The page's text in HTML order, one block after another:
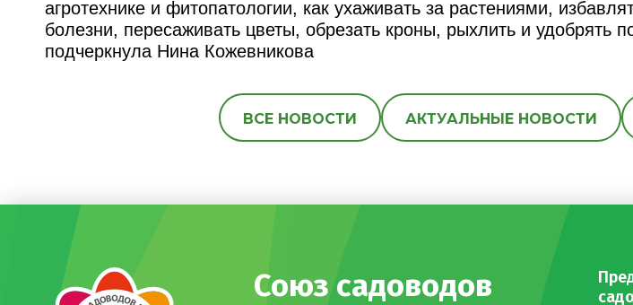
агротехнике и фитопатологии, как ухаживать за растениями,
болезни, пересаживать цветы, обрезать кроны, рыхлить и удобрять
подчеркнула Нина Кожевникова
ВСЕ НОВОСТИ АКТУАЛЬНЫЕ НОВОСТИ
Союз садоводов